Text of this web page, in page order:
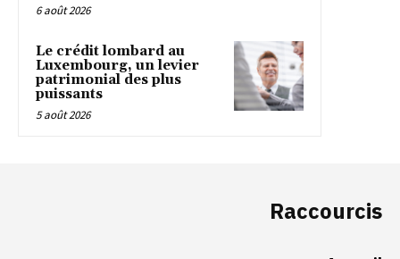
6 août 2026
Le crédit lombard au
Luxembourg, un levier
patrimonial des plus
puissants
5 août 2026
Raccourcis